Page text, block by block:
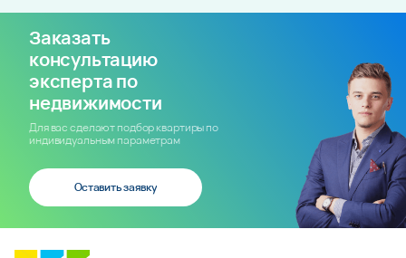
Заказать
консультацию
эксперта по
недвижимости
Для вас сделают подбор квартиры по
индивидуальным параметрам
Оставить заявку